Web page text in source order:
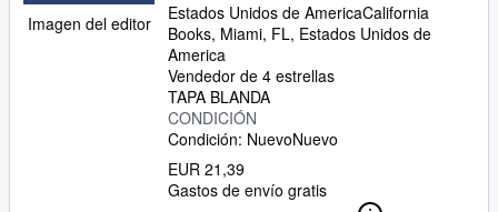
Imagen del editor
Estados Unidos de AmericaCalifornia
Books, Miami, FL, Estados Unidos de
America
Vendedor de 4 estrellas
TAPA BLANDA
CONDICIÓN
Condición: NuevoNuevo
EUR 21,39
Gastos de envío gratis